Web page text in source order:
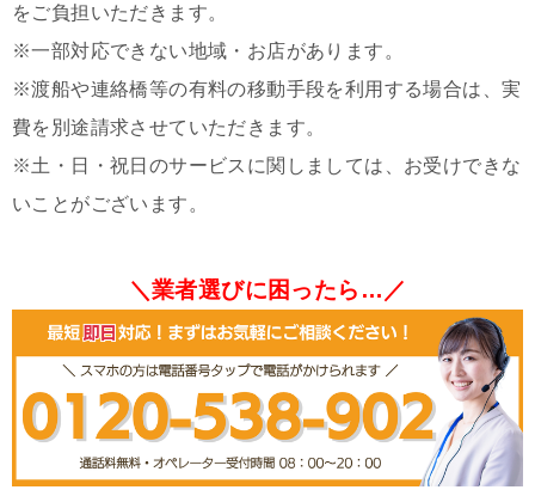
をご負担いただきます。
※一部対応できない地域・お店があります。
※渡船や連絡橋等の有料の移動手段を利用する場合は、実
費を別途請求させていただきます。
※土・日・祝日のサービスに関しましては、お受けできな
いことがございます。
＼業者選びに困ったら…／